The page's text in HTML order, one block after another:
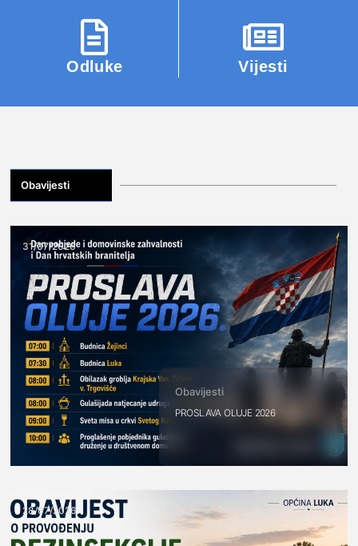
Odluke Vijesti
Obavijesti
31/07/2026
Obavijesti
PROSLAVA OLUJE 2026
28/07/2026